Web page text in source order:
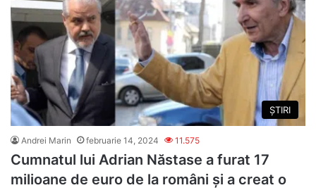
ȘTIRI
Andrei Marin februarie 14, 2024 11.575
Cumnatul lui Adrian Năstase a furat 17
milioane de euro de la români și a creat o